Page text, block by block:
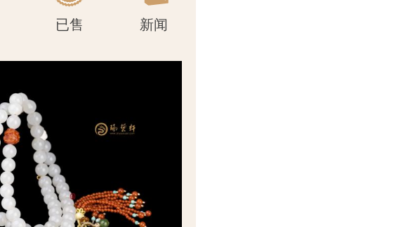
已售 新闻